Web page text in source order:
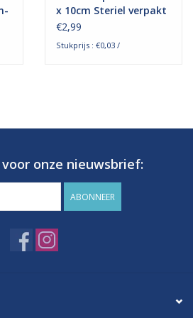
x 10cm Steriel verpakt
€2,99
Stukprijs : €0,03 /
onze nieuwsbrief:
ABONNEER